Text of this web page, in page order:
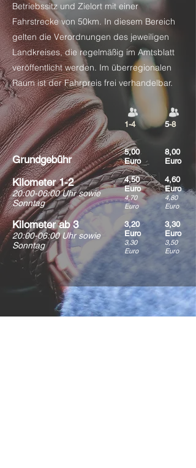
Betriebssitz und Zielort mit einer
Fahrstrecke von 50km. In diesem Bereich
gelten die Verordnungen des jeweiligen
Landkreises, die regelmäßig im Amtsblatt
veröffentlicht werden. Im überregionalen
Raum ist der Fahrpreis frei verhandelbar.
Grundgebühr
Kilometer 1-2
20:00-06:00 Uhr sowie
Sonntag
Kilometer ab 3
20:00-06:00 Uhr sowie
Sonntag
1-4
5,00
Euro
4,50
Euro
4,70
Euro
3,20
Euro
3,30
Euro
5-8
8,00
Euro
4,60
Euro
4,80
Euro
3,30
Euro
3,50
Euro